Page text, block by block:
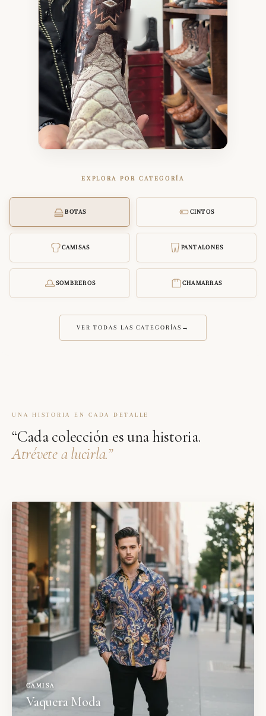
EXPLORA POR CATEGORÍA
BOTAS CINTOS
CAMISAS PANTALONES
SOMBREROS CHAMARRAS
VER TODAS LAS CATEGORÍAS →
UNA HISTORIA EN CADA DETALLE
“Cada colección es una historia.
Atrévete a lucirla.”
CAMISA
Vaquera Moda